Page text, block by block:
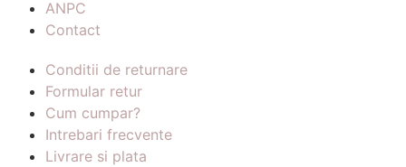
ANPC
Contact
Conditii de returnare
Formular retur
Cum cumpar?
Intrebari frecvente
Livrare si plata